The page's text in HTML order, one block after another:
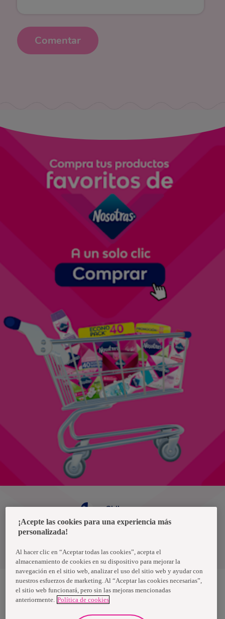
Comentar
Términos y condiciones
Chile
Nosotras, una marca de Essity - una compañía global líder en
mundo, utilizan nuestros productos, servicios y soluciones. Nuestro
¡Acepte las cookies para una experiencia más
personalizada!
Al hacer clic en “Aceptar todas las cookies”, acepta el
almacenamiento de cookies en su dispositivo para mejorar la
navegación en el sitio web, analizar el uso del sitio web y ayudar con
nuestros esfuerzos de marketing. Al “Aceptar las cookies necesarias”,
el sitio web funcionará, pero sin las mejoras mencionadas
anteriormente. Política de cookies